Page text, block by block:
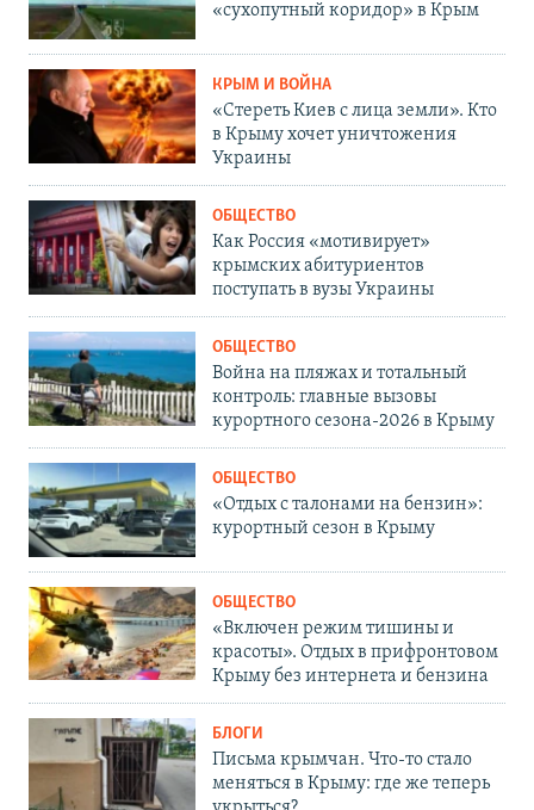
«сухопутный коридор» в Крым
КРЫМ И ВОЙНА
«Стереть Киев с лица земли». Кто
в Крыму хочет уничтожения
Украины
ОБЩЕСТВО
Как Россия «мотивирует»
крымских абитуриентов
поступать в вузы Украины
ОБЩЕСТВО
Война на пляжах и тотальный
контроль: главные вызовы
курортного сезона-2026 в Крыму
ОБЩЕСТВО
«Отдых с талонами на бензин»:
курортный сезон в Крыму
ОБЩЕСТВО
«Включен режим тишины и
красоты». Отдых в прифронтовом
Крыму без интернета и бензина
БЛОГИ
Письма крымчан. Что-то стало
меняться в Крыму: где же теперь